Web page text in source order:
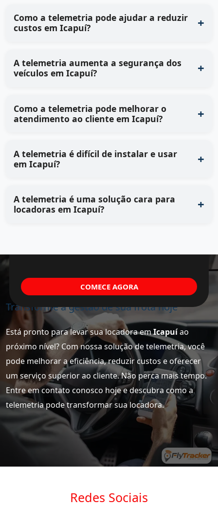
Como a telemetria pode ajudar a reduzir
custos em Icapuí?
A telemetria aumenta a segurança dos
veículos em Icapuí?
Como a telemetria pode melhorar o
atendimento ao cliente em Icapuí?
A telemetria é difícil de instalar e usar
em Icapuí?
A telemetria é uma solução cara para
locadoras em Icapuí?
Transforme a gestão de sua frota hoje
Está pronto para levar sua locadora emIcapuíao
próximo nível? Com nossa solução de telemetria, você
pode melhorar a eficiência, reduzir custos e oferecer
um serviço superior ao cliente. Não perca mais tempo.
Entre em contato conosco hoje e descubra como a
telemetria pode transformar sua locadora.
COMECE AGORA
Redes Sociais